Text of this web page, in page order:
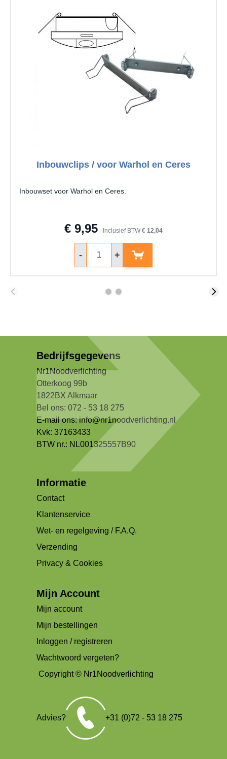
Inbouwclips / voor Warhol en Ceres
Inbouwset voor Warhol en Ceres.
€ 9,95 Inclusief BTW € 12,04
- +
Bedrijfsgegevens
Nr1Noodverlichting
Otterkoog 99b
1822BX Alkmaar
Bel ons: 072 - 53 18 275
E-mail ons:info@nr1noodverlichting.nl
Kvk: 37163433
BTW nr.: NL001325557B90
Informatie
Contact
Klantenservice
Wet- en regelgeving / F.A.Q.
Verzending
Privacy & Cookies
Mijn Account
Mijn account
Mijn bestellingen
Inloggen / registreren
Wachtwoord vergeten?
Copyright © Nr1Noodverlichting
Advies? +31 (0)72 - 53 18 275